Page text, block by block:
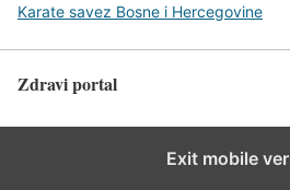
Karate savez Bosne i Hercegovine
Zdravi portal
Exit mobile